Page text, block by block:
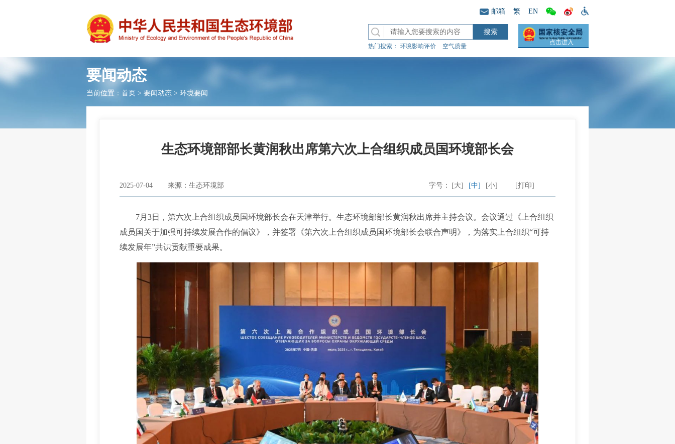
邮箱 繁 EN
热门搜索： 环境影响评价 空气质量
点击进入
要闻动态
当前位置： 首页 > 要闻动态 > 环境要闻
生态环境部部长黄润秋出席第六次上合组织成员国环境部长会
2025-07-04 来源：生态环境部 [打印]
字号： [大] [中] [小]
7月3日，第六次上合组织成员国环境部长会在天津举行。生态环境部部长黄润秋出席并主持会议。会议通过《上合组织
成员国关于加强可持续发展合作的倡议》，并签署《第六次上合组织成员国环境部长会联合声明》，为落实上合组织“可持
续发展年”共识贡献重要成果。